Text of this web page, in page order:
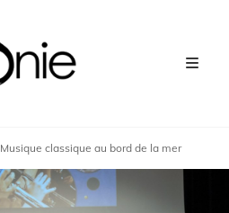
Musique classique au bord de la mer